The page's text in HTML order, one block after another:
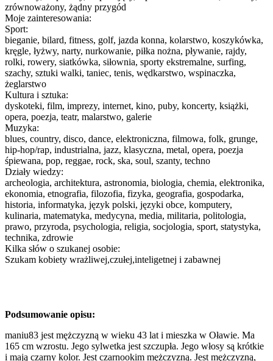
zrównoważony, żądny przygód
Moje zainteresowania:
Sport:
bieganie, bilard, fitness, golf, jazda konna, kolarstwo, koszykówka,
kręgle, łyżwy, narty, nurkowanie, piłka nożna, pływanie, rajdy,
rolki, rowery, siatkówka, siłownia, sporty ekstremalne, surfing,
szachy, sztuki walki, taniec, tenis, wędkarstwo, wspinaczka,
żeglarstwo
Kultura i sztuka:
dyskoteki, film, imprezy, internet, kino, puby, koncerty, książki,
opera, poezja, teatr, malarstwo, galerie
Muzyka:
blues, country, disco, dance, elektroniczna, filmowa, folk, grunge,
hip-hop/rap, industrialna, jazz, klasyczna, metal, opera, poezja
śpiewana, pop, reggae, rock, ska, soul, szanty, techno
Działy wiedzy:
archeologia, architektura, astronomia, biologia, chemia, elektronika,
ekonomia, etnografia, filozofia, fizyka, geografia, gospodarka,
historia, informatyka, język polski, języki obce, komputery,
kulinaria, matematyka, medycyna, media, militaria, politologia,
prawo, przyroda, psychologia, religia, socjologia, sport, statystyka,
technika, zdrowie
Kilka słów o szukanej osobie:
Szukam kobiety wrażliwej,czułej,inteligetnej i zabawnej
Podsumowanie opisu:
maniu83 jest mężczyzną w wieku 43 lat i mieszka w Oławie. Ma
165 cm wzrostu. Jego sylwetka jest szczupła. Jego włosy są krótkie
i mają czarny kolor. Jest czarnookim mężczyzną. Jest mężczyzną,